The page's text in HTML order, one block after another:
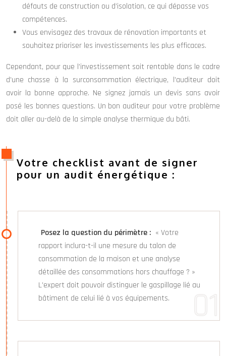
défauts de construction ou d’isolation, ce qui dépasse vos
compétences.
Vous envisagez des travaux de rénovation importants et
souhaitez prioriser les investissements les plus efficaces.
Cependant, pour que l’investissement soit rentable dans le cadre
d’une chasse à la surconsommation électrique, l’auditeur doit
avoir la bonne approche. Ne signez jamais un devis sans avoir
posé les bonnes questions. Un bon auditeur pour votre problème
doit aller au-delà de la simple analyse thermique du bâti.
Votre checklist avant de signer
pour un audit énergétique :
Posez la question du périmètre : « Votre
rapport inclura-t-il une mesure du talon de
consommation de la maison et une analyse
détaillée des consommations hors chauffage ? »
L’expert doit pouvoir distinguer le gaspillage lié au
bâtiment de celui lié à vos équipements.